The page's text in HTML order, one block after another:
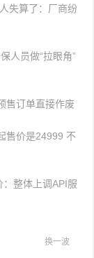
失算了：厂商纷
人员做“拉眼角”
售订单直接作废
售价是24999 不
整体上调API服
换一波